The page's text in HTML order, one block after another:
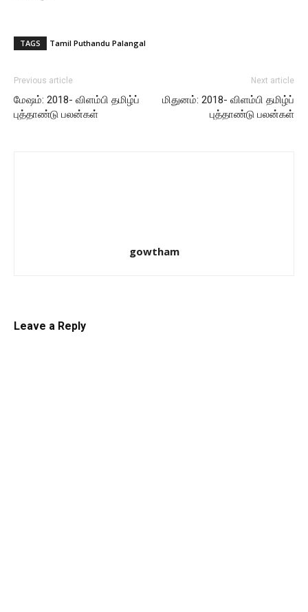
(Opens
in
window)
(Opens
in
window)
TAGS Tamil Puthandu Palangal
Previous article
மேஷம்: 2018- விளம்பி தமிழ்ப்
புத்தாண்டு பலன்கள்
Next article
மிதுனம்: 2018- விளம்பி தமிழ்ப்
புத்தாண்டு பலன்கள்
gowtham
Leave a Reply